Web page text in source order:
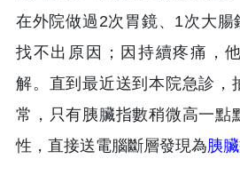
在外院做過2次胃鏡、1次大腸
找不出原因；因持續疼痛，
解。直到最近送到本院急診，
常，只有胰臟指數稍微高一
性，直接送電腦斷層發現為 胰